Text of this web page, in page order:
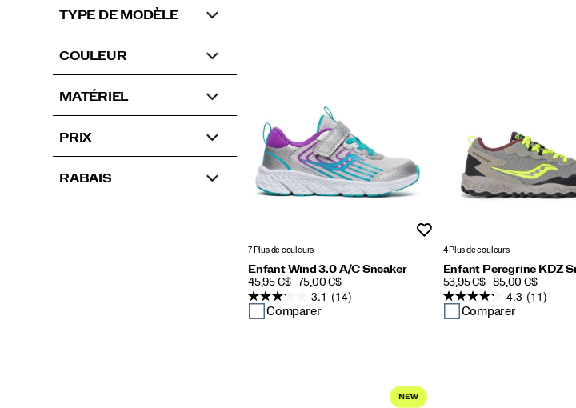
7 Plus de couleurs
Enfant Wind 3.0 A/C Sneaker
PRICE
45,95 C$ - 75,00 C$
3.1 (14)
Comparer
4 Plus de couleurs
Enfant Peregrine KDZ
PRICE
53,95 C$ - 85,00 C$
4.3 (11)
Comparer
TYPE DE MODÈLE
COULEUR
MATÉRIEL
PRIX
RABAIS